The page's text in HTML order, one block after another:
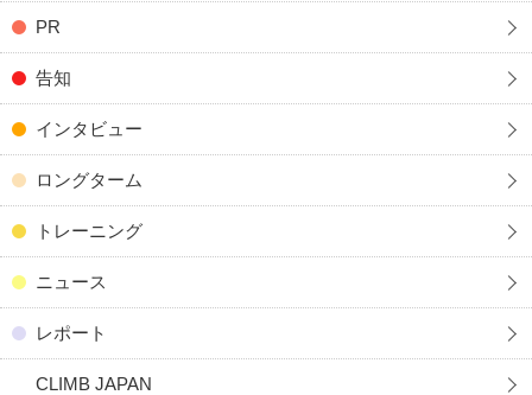
PR
告知
インタビュー
ロングターム
トレーニング
ニュース
レポート
CLIMB JAPAN